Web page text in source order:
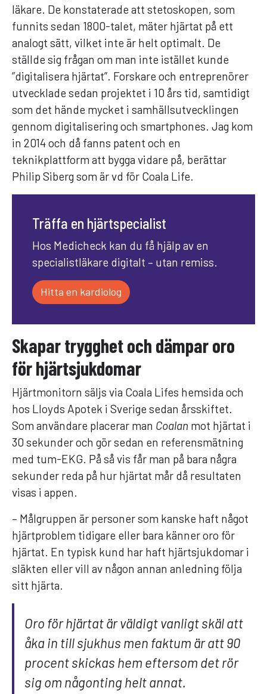
läkare. De konstaterade att stetoskopen, som
funnits sedan 1800-talet, mäter hjärtat på ett
analogt sätt, vilket inte är helt optimalt. De
ställde sig frågan om man inte istället kunde
”digitalisera hjärtat”. Forskare och entreprenörer
utvecklade sedan projektet i 10 års tid, samtidigt
som det hände mycket i samhällsutvecklingen
gennom digitalisering och smartphones. Jag kom
in 2014 och då fanns patent och en
teknikplattform att bygga vidare på, berättar
Philip Siberg som är vd för Coala Life.
Träffa en hjärtspecialist
Hos Medicheck kan du få hjälp av en
specialistläkare digitalt – utan remiss.
Hitta en kardiolog
Skapar trygghet och dämpar oro
för hjärtsjukdomar
Hjärtmonitorn säljs via Coala Lifes hemsida och
hos Lloyds Apotek i Sverige sedan årsskiftet.
Som användare placerar man Coalan mot hjärtat i
30 sekunder och gör sedan en referensmätning
med tum-EKG. På så vis får man på bara några
sekunder reda på hur hjärtat mår då resultaten
visas i appen.
– Målgruppen är personer som kanske haft något
hjärtproblem tidigare eller bara känner oro för
hjärtat. En typisk kund har haft hjärtsjukdomar i
släkten eller vill av någon annan anledning följa
sitt hjärta.
Oro för hjärtat är väldigt vanligt skäl att
åka in till sjukhus men faktum är att 90
procent skickas hem eftersom det rör
sig om någonting helt annat.